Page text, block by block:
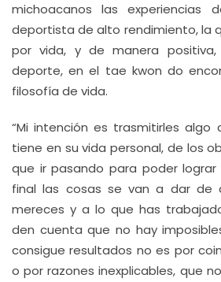
michoacanos las experiencias
deportista de alto rendimiento, la
por vida, y de manera
deporte, en el tae kwon do
filosofía de vida.
“Mi intención es trasmitirles
tiene en su vida personal, de los
que ir pasando para poder
final las cosas se van a dar de
mereces y a lo que has
den cuenta que no hay
consigue resultados no es por
o por razones inexplicables, que